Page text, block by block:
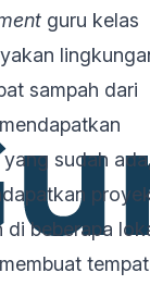
guru kelas
sampah dari
sudah
di beberapa
tempat